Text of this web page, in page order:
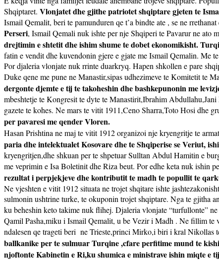
Shqiptaret. Vlonjatet dhe gjithe patriotet shqiptare gjeten te
Ismail Qemalit, beri te pamunduren qe t’a bindte ate , se ne
Perseri, Ismail Qemali nuk ishte per nje Shqiperi te Pavarur ne ato
drejtimin e shtetit dhe ishim shume te dobet ekonomikisht.
fatin e vendit dhe kuvendonin gjere e gjate me Ismail Qemalin. Me
Por djaleria vlonjate nuk rrinte duarkryq. Hapen shkollen e pare
Duke qene me pune ne Manastir,sipas udhezimeve te Komitetit te
dergonte djemte e tij te takoheshin dhe bashkepunonin me
mbeshtetje te Kongresit te dyte te Manastirit,Ibrahim
gazete te kohes. Ne mars te vitit 1911,Ceno Sharra,Toto Hosi dhe
per pavaresi me qender Vloren.
Hasan Prishtina ne maj te vitit 1912 organizoi nje kryengritje te
paria dhe intelektualet Kosovare dhe te Shqiperise se Veriut,
kryengritjen,dhe shkuan per te shpetuar Sulltan Abdul Hamitin e
me veprimin e Isa Boletinit dhe Riza beut. Por edhe keta nuk ishin
rezultat i perpjekjeve dhe kontributit te madh te popullit te
Ne vjeshten e vitit 1912 situata ne trojet shqitare ishte
sulmonin ushtrine turke, te okuponin trojet shqiptare. Nga te gjitha
ku beheshin keto takime nuk flihej. Djaleria vlonjate “turfullonte”
Qamil Pasha,miku i Ismail Qemalit, u be Vezir i Madh . Ne fillim te
ndalesen qe trageti beri ne Trieste,princi Mirko,i biri i kral Nikollas
ballkanike per te sulmuar Turqine ,cfare perfitime mund te
njoftonte Kabinetin e Ri,ku shumica e ministrave ishin miqte e tij